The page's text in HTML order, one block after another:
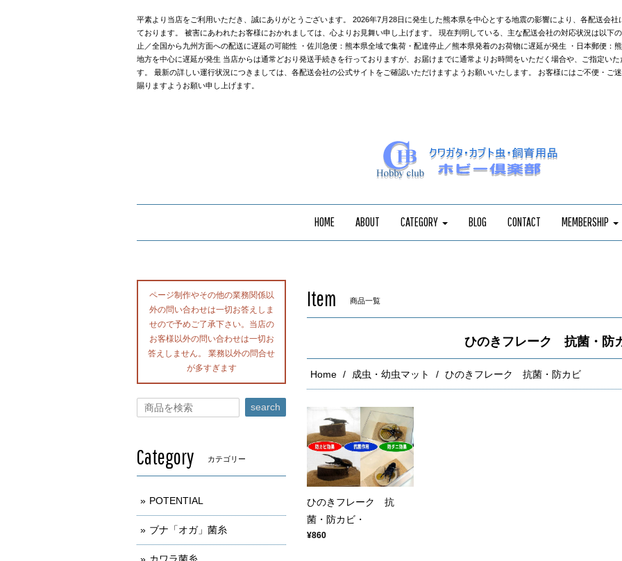
平素より当店をご利用いただき、誠にありがとうございます。 2026年7月28日に発生した熊本県を中心とする地震の影響により、各配送会
ております。 被害にあわれたお客様におかれましては、心よりお見舞い申し上げます。 現在判明している、主な配送会社の対応状況は以下
止／全国から九州方面への配送に遅延の可能性 ・佐川急便：熊本県全域で集荷・配達停止／熊本県発着のお荷物に遅延が発生 ・日本郵便：
地方を中心に遅延が発生 当店からは通常どおり発送手続きを行っておりますが、お届けまでに通常よりお時間をいただく場合や、ご指定い
す。 最新の詳しい運行状況につきましては、各配送会社の公式サイトをご確認いただけますようお願いいたします。 お客様にはご不便・ご
賜りますようお願い申し上げます。
HOME ABOUT CATEGORY BLOG CONTACT MEMBERSHIP
Item 商品一覧
ひのきフレーク 抗菌・防
Home 成虫・幼虫マット ひのきフレーク 抗菌・防カビ
ひのきフレーク 抗
菌・防カビ・
¥860
ページ制作やその他の業務関係以
外の問い合わせは一切お答えしま
せので予めご了承下さい。当店の
お客様以外の問い合わせは一切お
答えしません。 業務以外の問合せ
が多すぎます
search
Category カテゴリー
POTENTIAL
ブナ「オガ」菌糸